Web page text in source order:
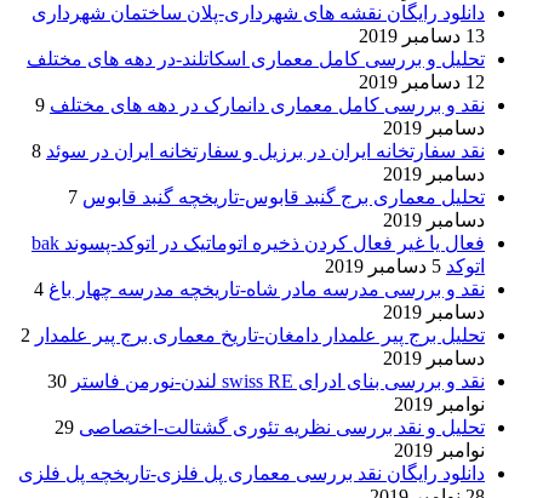
دانلود رایگان نقشه های شهرداری-پلان ساختمان شهرداری
13 دسامبر 2019
تحلیل و بررسی کامل معماری اسکاتلند-در دهه های مختلف
12 دسامبر 2019
نقد و بررسی کامل معماری دانمارک در دهه های مختلف 9
دسامبر 2019
نقد سفارتخانه ایران در برزیل و سفارتخانه ایران در سوئد 8
دسامبر 2019
تحلیل معماری برج گنبد قابوس-تاریخچه گنبد قابوس 7
دسامبر 2019
فعال یا غیر فعال کردن ذخیره اتوماتیک در اتوکد-پسوند bak
اتوکد 5 دسامبر 2019
نقد و بررسی مدرسه مادر شاه-تاریخچه مدرسه چهار باغ 4
دسامبر 2019
تحلیل برج پیر علمدار دامغان-تاریخ معماری برج پیر علمدار 2
دسامبر 2019
نقد و بررسی بنای ادرای swiss RE لندن-نورمن فاستر
30
نوامبر 2019
تحلیل و نقد بررسی نظریه تئوری گشتالت-اختصاصی 29
نوامبر 2019
دانلود رایگان نقد بررسی معماری پل فلزی-تاریخچه پل فلزی